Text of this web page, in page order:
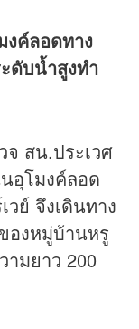
ค์ลอดทาง
ดับน้ำสูงทำ
จ สน.ประเวศ
อุโมงค์ลอด
ย์ จึงเดินทาง
องหมู่บ้านหรู
มยาว 200